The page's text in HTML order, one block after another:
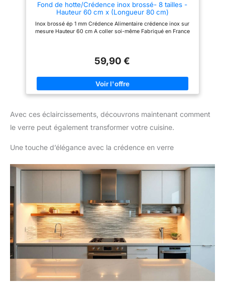
Fond de hotte/Crédence inox brossé- 8 tailles -
Hauteur 60 cm x (Longueur 80 cm)
Inox brossé ép 1 mm Crédence Alimentaire crédence inox sur
mesure Hauteur 60 cm A coller soi-même Fabriqué en France
59,90 €
Avec ces éclaircissements, découvrons maintenant comment
le verre peut également transformer votre cuisine.
Une touche d’élégance avec la crédence en verre